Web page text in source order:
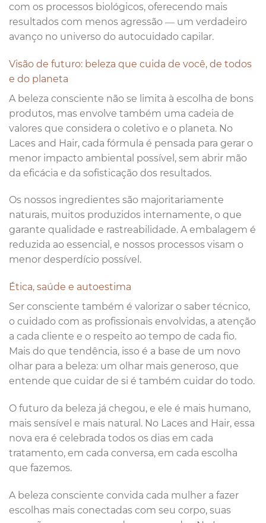
com os processos biológicos, oferecendo mais
resultados com menos agressão — um verdadeiro
avanço no universo do autocuidado capilar.
Visão de futuro: beleza que cuida de você, de todos
e do planeta
A beleza consciente não se limita à escolha de bons
produtos, mas envolve também uma cadeia de
valores que considera o coletivo e o planeta. No
Laces and Hair, cada fórmula é pensada para gerar o
menor impacto ambiental possível, sem abrir mão
da eficácia e da sofisticação dos resultados.
Os nossos ingredientes são majoritariamente
naturais, muitos produzidos internamente, o que
garante qualidade e rastreabilidade. A embalagem é
reduzida ao essencial, e nossos processos visam o
menor desperdício possível.
Ética, saúde e autoestima
Ser consciente também é valorizar o saber técnico,
o cuidado com as profissionais envolvidas, a atenção
a cada cliente e o respeito ao tempo de cada fio.
Mais do que tendência, isso é a base de um novo
olhar para a beleza: um olhar mais generoso, que
entende que cuidar de si é também cuidar do todo.
O futuro da beleza já chegou, e ele é mais humano,
mais sensível e mais natural. No Laces and Hair, essa
nova era é celebrada todos os dias em cada
tratamento, em cada conversa, em cada escolha
que fazemos.
A beleza consciente convida cada mulher a fazer
escolhas mais conectadas com seu corpo, suas